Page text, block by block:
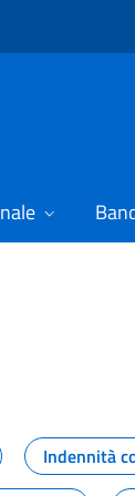
per
Indennità